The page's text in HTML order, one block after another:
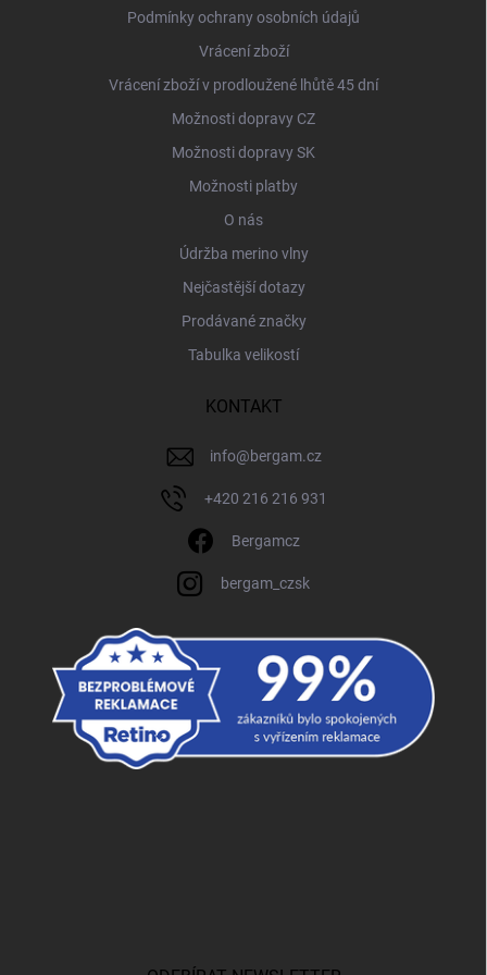
Podmínky ochrany osobních údajů
Vrácení zboží
Vrácení zboží v prodloužené lhůtě 45 dní
Možnosti dopravy CZ
Možnosti dopravy SK
Možnosti platby
O nás
Údržba merino vlny
Nejčastější dotazy
Prodávané značky
Tabulka velikostí
KONTAKT
info@bergam.cz
+420 216 216 931
Bergamcz
bergam_czsk